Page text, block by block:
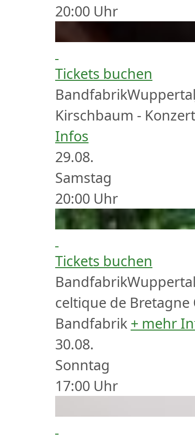
20:00 Uhr
Tickets buchen
BandfabrikWuppertal
Kirschbaum -
Infos
29.08.
Samstag
20:00 Uhr
Tickets buchen
BandfabrikWuppertal
celtique de Bretagne
Bandfabrik + mehr
30.08.
Sonntag
17:00 Uhr